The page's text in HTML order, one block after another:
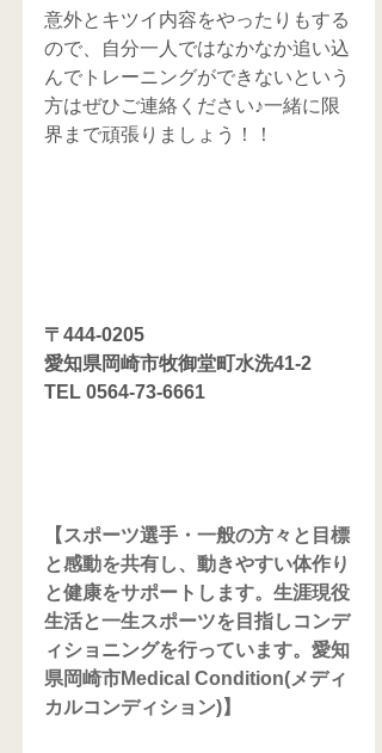
意外とキツイ内容をやったりもする
ので、自分一人ではなかなか追い込
んでトレーニングができないという
方はぜひご連絡ください♪一緒に限
界まで頑張りましょう！！
〒444-0205
愛知県岡崎市牧御堂町水洗41-2
TEL 0564-73-6661
【スポーツ選手・一般の方々と目標
と感動を共有し、動きやすい体作り
と健康をサポートします。生涯現役
生活と一生スポーツを目指しコンデ
ィショニングを行っています。愛知
県岡崎市Medical Condition(メディ
カルコンディション)】